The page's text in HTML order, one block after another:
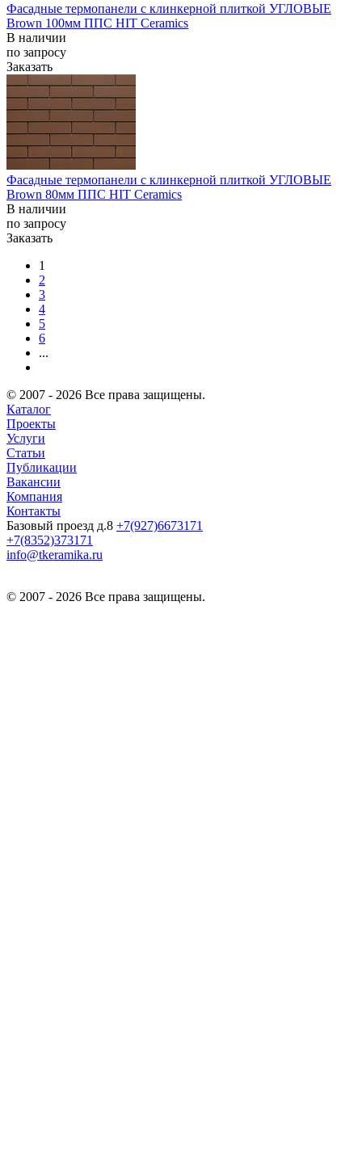
Фасадные термопанели с клинкерной плиткой УГЛОВЫЕ
Brown 100мм ППС HIT Ceramics
В наличии
по запросу
Заказать
Фасадные термопанели с клинкерной плиткой УГЛОВЫЕ
Brown 80мм ППС HIT Ceramics
В наличии
по запросу
Заказать
1
2
3
4
5
6
...
© 2007 - 2026 Все права защищены.
Каталог
Проекты
Услуги
Статьи
Публикации
Вакансии
Компания
Контакты
Базовый проезд д.8 +7(927)6673171
+7(8352)373171
info@tkeramika.ru
© 2007 - 2026 Все права защищены.